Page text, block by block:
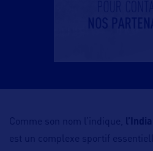
Comme son nom l’indique,
est un complexe sportif